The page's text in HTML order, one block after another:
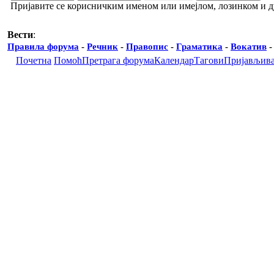
Пријавите се корисничким именом или имејлом, лозинком и
Вести:
Правила форума - Речник - Правопис - Граматика - Вокатив -
Почетна ПомоћПретрага форумаКалендарТагови